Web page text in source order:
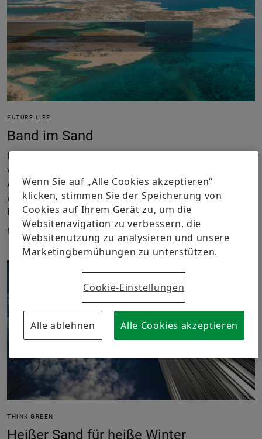
FUTURE LIFE
Band im Sand
Manche halten die Bandstadt The Line für ein
visionäres Jahrtausendprojekt, andere für ein Stück aus
Absurdistan. Wie eine Stadt 170 Kilometer in die Wüste
wachsen und die Zukunft Saudi-Arabiens sichern soll.
Eine Bestandsaufnahme im Frühjahr 2023.
Mai 2023
THINK GREEN
Heißer Sand für heiße Winter
Wenn Sie auf „Alle Cookies akzeptieren“
klicken, stimmen Sie der Speicherung von
Cookies auf Ihrem Gerät zu, um die
Websitenavigation zu verbessern, die
Websitenutzung zu analysieren und unsere
Marketingbemühungen zu unterstützen.
Cookie-Einstellungen
Alle ablehnen Alle Cookies akzeptieren